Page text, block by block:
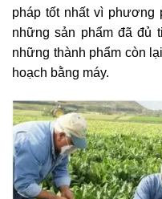
pháp tốt nhất vì phương
những sản phẩm đã đủ
những thành phẩm còn
hoạch bằng máy.